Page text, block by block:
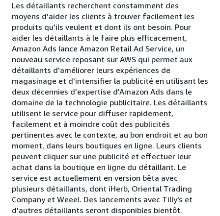
Les détaillants recherchent constamment des
moyens d'aider les clients à trouver facilement les
produits qu'ils veulent et dont ils ont besoin. Pour
aider les détaillants à le faire plus efficacement,
Amazon Ads lance Amazon Retail Ad Service, un
nouveau service reposant sur AWS qui permet aux
détaillants d'améliorer leurs expériences de
magasinage et d'intensifier la publicité en utilisant les
deux décennies d'expertise d'Amazon Ads dans le
domaine de la technologie publicitaire. Les détaillants
utilisent le service pour diffuser rapidement,
facilement et à moindre coût des publicités
pertinentes avec le contexte, au bon endroit et au bon
moment, dans leurs boutiques en ligne. Leurs clients
peuvent cliquer sur une publicité et effectuer leur
achat dans la boutique en ligne du détaillant. Le
service est actuellement en version bêta avec
plusieurs détaillants, dont iHerb, Oriental Trading
Company et Weee!. Des lancements avec Tilly's et
d'autres détaillants seront disponibles bientôt.